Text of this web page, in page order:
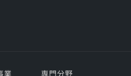
業 専門分野